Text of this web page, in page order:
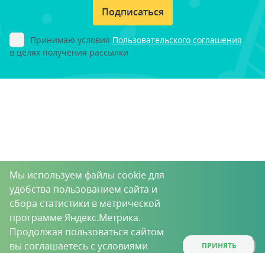
Подписаться
Принимаю условия Пользовательского соглашения
в целях получения рассылки
Мы используем файлы cookie для
удобства пользованием сайта и
сбора статистики в метрической
программе Яндекс.Метрика.
Продолжая пользоваться сайтом
вы соглашаетесь с условиями
ПРИНЯТЬ